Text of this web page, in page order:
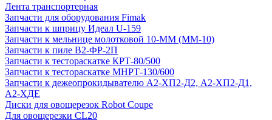
Лента транспортерная
Запчасти для оборудования Fimak
Запчасти к шприцу Идеал U-159
Запчасти к мельнице молотковой 10-ММ (ММ-10)
Запчасти к пиле В2-ФР-2П
Запчасти к тестораскатке КРТ-80/500
Запчасти к тестораскатке МНРТ-130/600
Запчасти к деже­опрокидывателю А2-ХП2-Д2, А2-ХП2-Д1,
А2-ХДЕ
Диски для овощерезок Robot Coupe
Для овощерезки CL20